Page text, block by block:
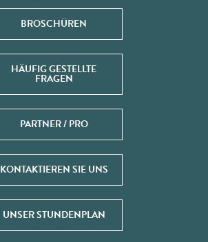
BROSCHÜREN
HÄUFIG GESTELLTE
FRAGEN
PARTNER / PRO
KONTAKTIEREN SIE UNS
UNSER STUNDENPLAN